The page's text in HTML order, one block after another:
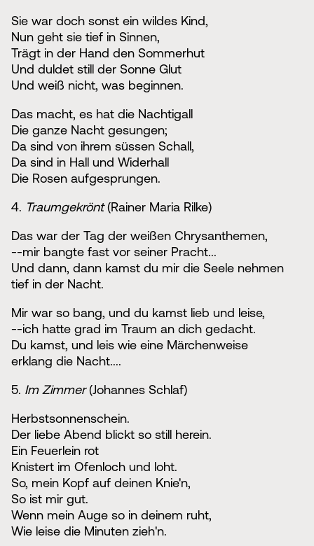
Sie war doch sonst ein wildes Kind,
Nun geht sie tief in Sinnen,
Trägt in der Hand den Sommerhut
Und duldet still der Sonne Glut
Und weiß nicht, was beginnen.
Das macht, es hat die Nachtigall
Die ganze Nacht gesungen;
Da sind von ihrem süssen Schall,
Da sind in Hall und Widerhall
Die Rosen aufgesprungen.
4. Traumgekrönt(Rainer Maria Rilke)
Das war der Tag der weißen Chrysanthemen,
--mir bangte fast vor seiner Pracht...
Und dann, dann kamst du mir die Seele nehmen
tief in der Nacht.
Mir war so bang, und du kamst lieb und leise,
--ich hatte grad im Traum an dich gedacht.
Du kamst, und leis wie eine Märchenweise
erklang die Nacht....
5. Im Zimmer(Johannes Schlaf)
Herbstsonnenschein.
Der liebe Abend blickt so still herein.
Ein Feuerlein rot
Knistert im Ofenloch und loht.
So, mein Kopf auf deinen Knie'n,
So ist mir gut.
Wenn mein Auge so in deinem ruht,
Wie leise die Minuten zieh'n.